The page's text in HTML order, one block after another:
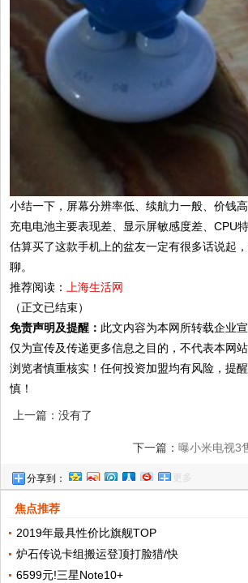
小结一下，屏幕分辨率低、续航力一般、价钱高
充电电池主要表现差、显示屏敏感度差、CPU
估算买了这款手机上的盆友一定有很多话说起
聊。
推荐阅读：上海生活网
（正文已结束）
免责声明及提醒： 此文内容为本网所转载企业
仅为宣传及传递更多信息之目的，不代表本网
浏览者慎重核实！任何投资加盟均有风险，提
慎！
上一篇：没有了
下一篇： 曝小米电视3
分享到： 更多
焦点推荐
2019年最具性价比旗舰TOP
炉石传说卡组搬运登顶打脸猎/快
6599元!三星Note10+